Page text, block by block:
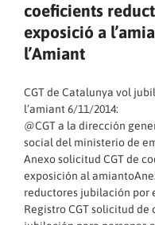
coeficients
exposició a
l’Amiant
CGT de Catalunya vol
l’amiant 6/11/2014:
@CGT a la dirección
social del ministerio de
Anexo solicitud CGT de
exposición al
reductores jubilación por
Registro CGT solicitud